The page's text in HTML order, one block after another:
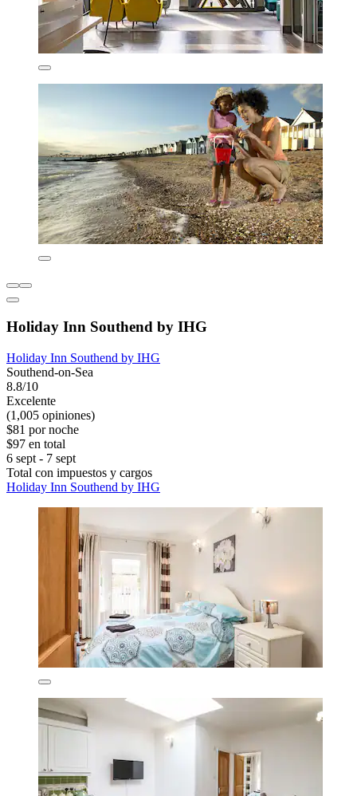
Holiday Inn Southend by IHG
Holiday Inn Southend by IHG
Southend-on-Sea
8.8/10
Excelente
(1,005 opiniones)
$81 por noche
$97 en total
6 sept - 7 sept
Total con impuestos y cargos
Holiday Inn Southend by IHG